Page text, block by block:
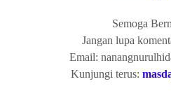
Semoga
Jangan lupa
Email:
Kunjungi terus: